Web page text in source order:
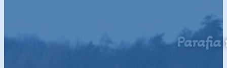
Parafia